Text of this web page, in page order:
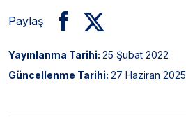
Paylaş
Yayınlanma Tarihi: 25 Şubat 2022
Güncellenme Tarihi: 27 Haziran 2025